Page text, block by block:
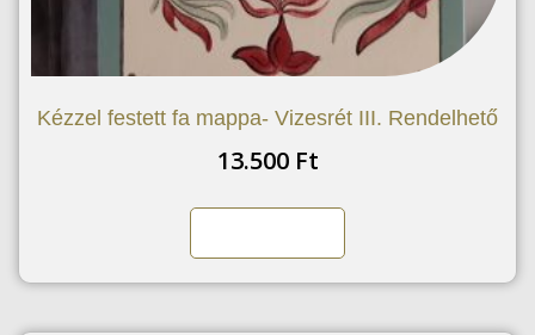
Kézzel festett fa mappa- Vizesrét III. Rendelhető
13.500 Ft